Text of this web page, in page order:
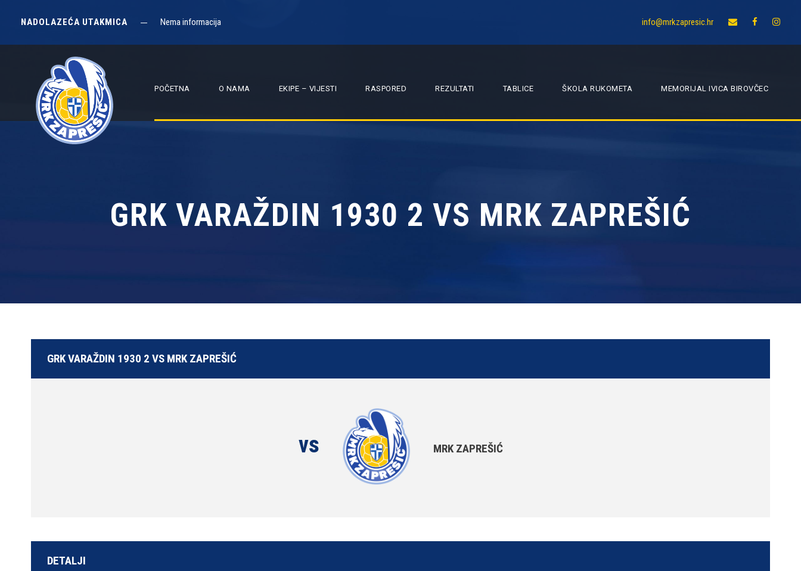
NADOLAZEĆA UTAKMICA Nema informacija info@mrkzapresic.hr
POČETNA O NAMA EKIPE – VIJESTI RASPORED REZULTATI TABLICE ŠKOLA RUKOMETA MEMORIJAL IVICA BIROVČEC
GRK VARAŽDIN 1930 2 VS MRK ZAPREŠIĆ
GRK VARAŽDIN 1930 2 VS MRK ZAPREŠIĆ
vs MRK ZAPREŠIĆ
DETALJI